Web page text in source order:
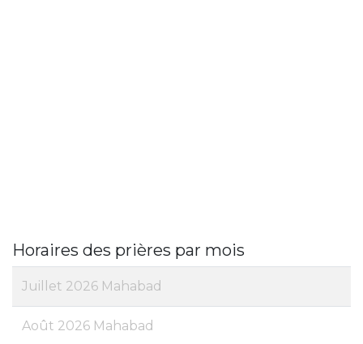
Horaires des prières par mois
Juillet 2026 Mahabad
Août 2026 Mahabad